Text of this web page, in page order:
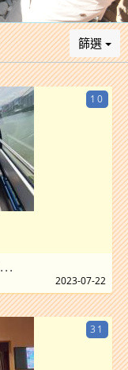
篩選
10
2023-07-22
31